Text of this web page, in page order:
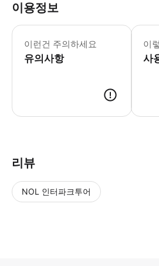
이용정보
이런건 주의하세요
유의사항
본 그룹
이
사
리뷰
NOL 인터파크투어